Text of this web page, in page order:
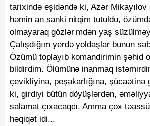
tarixində eşidəndə ki, Azər Mikayılov
həmin an sanki nitqim tutuldu,
olmayaraq gözlərimdən yaş
Çalışdığım yerdə yoldaşlar bunun
Özümü toplayıb komandirimin şəhid
bildirdim. Ölümünə inanmaq
çevikliyinə, peşəkarlığına, şücaətinə
ki, girdiyi bütün döyüşlərdən,
salamat çıxacaqdı. Amma çox
həqiqət idi...